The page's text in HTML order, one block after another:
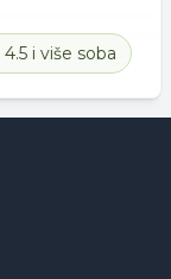
4.5 i više soba